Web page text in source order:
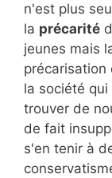
n'est plus
la précarité
jeunes mais
précarisation
la société
trouver de
de fait
s'en tenir à